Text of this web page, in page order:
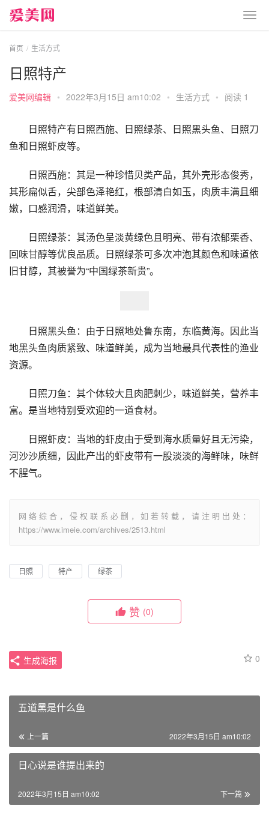
首页 生活方式
日照特产
爱美网编辑 • 2022年3月15日 am10:02 • 生活方式 • 阅读 1
日照特产有日照西施、日照绿茶、日照黑头鱼、日照刀
鱼和日照虾皮等。
日照西施：其是一种珍惜贝类产品，其外壳形态俊秀，
其形扁似舌，尖部色泽艳红，根部清白如玉，肉质丰满且细
嫩，口感润滑，味道鲜美。
日照绿茶：其汤色呈淡黄绿色且明亮、带有浓郁栗香、
回味甘醇等优良品质。日照绿茶可多次冲泡其颜色和味道依
旧甘醇，其被誉为“中国绿茶新贵”。
日照黑头鱼：由于日照地处鲁东南，东临黄海。因此当
地黑头鱼肉质紧致、味道鲜美，成为当地最具代表性的渔业
资源。
日照刀鱼：其个体较大且肉肥刺少，味道鲜美，营养丰
富。是当地特别受欢迎的一道食材。
日照虾皮：当地的虾皮由于受到海水质量好且无污染，
河沙沙质细，因此产出的虾皮带有一股淡淡的海鲜味，味鲜
不腥气。
网络综合，侵权联系必删，如若转载，请注明出处：
https://www.imeie.com/archives/2513.html
日照 特产 绿茶
赞 (0)
0
生成海报
五道黑是什么鱼
上一篇 2022年3月15日 am10:02
日心说是谁提出来的
下一篇
2022年3月15日 am10:02